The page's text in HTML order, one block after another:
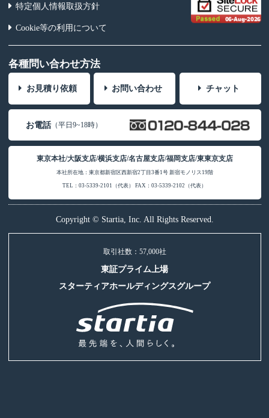
特定個人情報取扱方針
Cookie等の利用について
各種問い合わせ方法
お見積り依頼 お問い合わせ チャット
お電話（平日9~18時）
東京本社/大阪支店/横浜支店/名古屋支店/福岡支店/東東京支店
本社所在地：東京都新宿区西新宿2丁目3番1号 新宿モノリス19階
TEL：03-5339-2101（代表） FAX：03-5339-2102（代表）
Copyright © Startia, Inc. All Rights Reserved.
取引社数：57,000社
東証プライム上場
スターティアホールディングスグループ